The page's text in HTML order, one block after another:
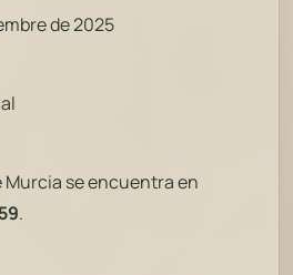
de 2025
Murcia se encuentra en
.